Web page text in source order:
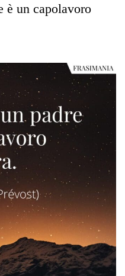
è un capolavoro